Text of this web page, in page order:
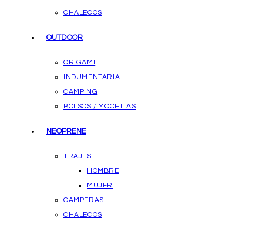
CHALECOS
OUTDOOR
ORIGAMI
INDUMENTARIA
CAMPING
BOLSOS / MOCHILAS
NEOPRENE
TRAJES
HOMBRE
MUJER
CAMPERAS
CHALECOS